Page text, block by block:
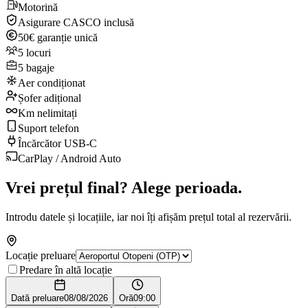
Motorină
Asigurare CASCO inclusă
50€ garanție unică
5 locuri
5 bagaje
Aer condiționat
Șofer adițional
Km nelimitați
Suport telefon
Încărcător USB-C
CarPlay / Android Auto
Vrei prețul final? Alege perioada.
Introdu datele și locațiile, iar noi îți afișăm prețul total al rezervării.
Locație preluare
Predare în altă locație
Dată preluare08/08/2026 Oră09:00